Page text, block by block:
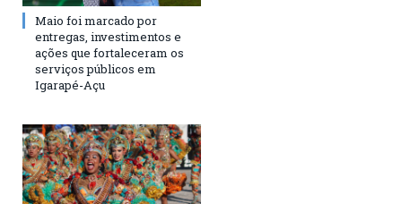
Maio foi marcado por
entregas, investimentos e
ações que fortaleceram os
serviços públicos em
Igarapé-Açu